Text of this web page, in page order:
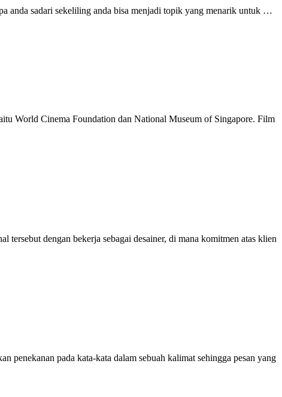
anda sadari sekeliling anda bisa menjadi topik yang menarik untuk …
World Cinema Foundation dan National Museum of Singapore. Film
dengan bekerja sebagai desainer, di mana komitmen atas klien
penekanan pada kata-kata dalam sebuah kalimat sehingga pesan yang